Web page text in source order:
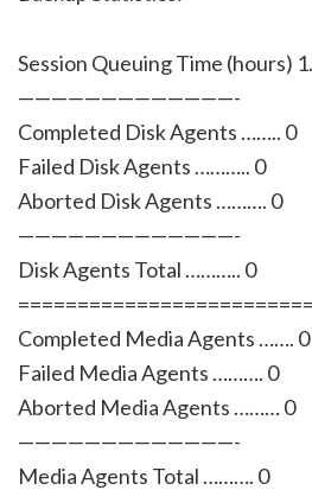
Session Queuing Time (hours)
—————————————-
Completed Disk Agents …….. 0
Failed Disk Agents ……….. 0
Aborted Disk Agents ………. 0
—————————————-
Disk Agents Total ……….. 0
Completed Media Agents ……. 0
Failed Media Agents ………. 0
Aborted Media Agents ……… 0
—————————————-
Media Agents Total ………. 0